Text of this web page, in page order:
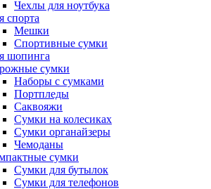
Чехлы для ноутбука
спорта
Мешки
Спортивные сумки
шопинга
сумки
Наборы с сумками
Портпледы
Саквояжи
Сумки на колесиках
Сумки органайзеры
Чемоданы
сумки
Сумки для бутылок
Сумки для телефонов